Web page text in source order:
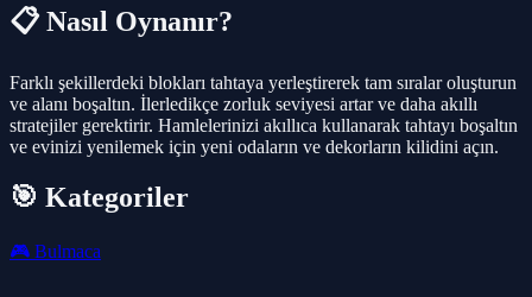
📋 Nasıl Oynanır?
Farklı şekillerdeki blokları tahtaya yerleştirerek tam sıralar oluşturun
ve alanı boşaltın. İlerledikçe zorluk seviyesi artar ve daha akıllı
stratejiler gerektirir. Hamlelerinizi akıllıca kullanarak tahtayı boşaltın
ve evinizi yenilemek için yeni odaların ve dekorların kilidini açın.
🎯 Kategoriler
🎮 Bulmaca